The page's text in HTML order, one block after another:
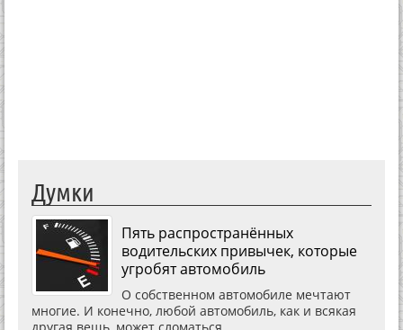
Думки
Пять распространённых
водительских привычек, которые
угробят автомобиль
О собственном автомобиле мечтают
многие. И конечно, любой автомобиль, как и всякая
другая вещь, может сломаться.